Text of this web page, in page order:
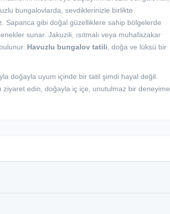
bungalovlarda, sevdiklerinizle birlikte
Sapanca gibi doğal güzelliklere sahip bölgelerde
sunar. Jakuzili, ısıtmalı veya muhafazakar
Havuzlu bungalov tatili, doğa ve lüksü bir
doğayla uyum içinde bir tatil şimdi hayal değil.
ziyaret edin, doğayla iç içe, unutulmaz bir deneyime